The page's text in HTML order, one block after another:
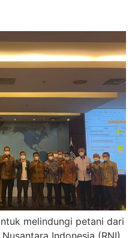
melindungi petani dari
Indonesia (RNI)